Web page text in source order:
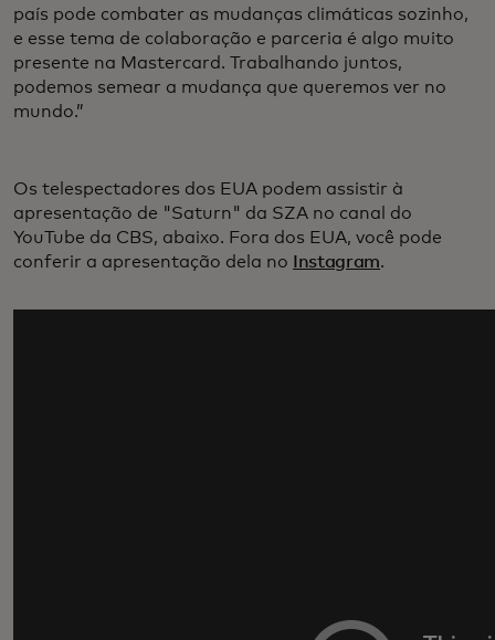
país pode combater as mudanças climáticas sozinho,
e esse tema de colaboração e parceria é algo muito
presente na Mastercard. Trabalhando juntos,
podemos semear a mudança que queremos ver no
mundo.”
Os telespectadores dos EUA podem assistir à
apresentação de "Saturn" da SZA no canal do
YouTube da CBS, abaixo. Fora dos EUA, você pode
conferir a apresentação dela no
Instagram.